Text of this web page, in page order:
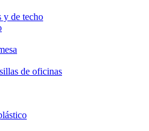
y de techo
de oficinas